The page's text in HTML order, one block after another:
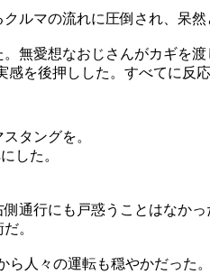
ルマの流れに圧倒され、呆然
無愛想なおじさんがカギを
を後押しした。すべてに反応
タングを。
した。
通行にも戸惑うことはなか
。
人々の運転も穏やかだっ